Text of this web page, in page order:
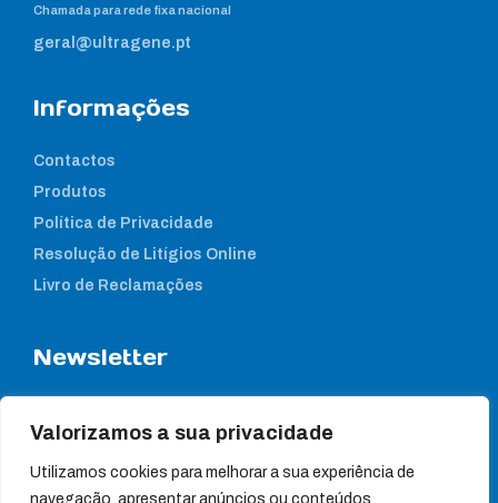
Valorizamos a sua privacidade
Utilizamos cookies para melhorar a sua experiência de
navegação, apresentar anúncios ou conteúdos
Chamada para rede fixa nacional
geral@ultragene.pt
Informações
Contactos
Produtos
Política de Privacidade
Resolução de Litígios Online
Livro de Reclamações
Newsletter
notícias